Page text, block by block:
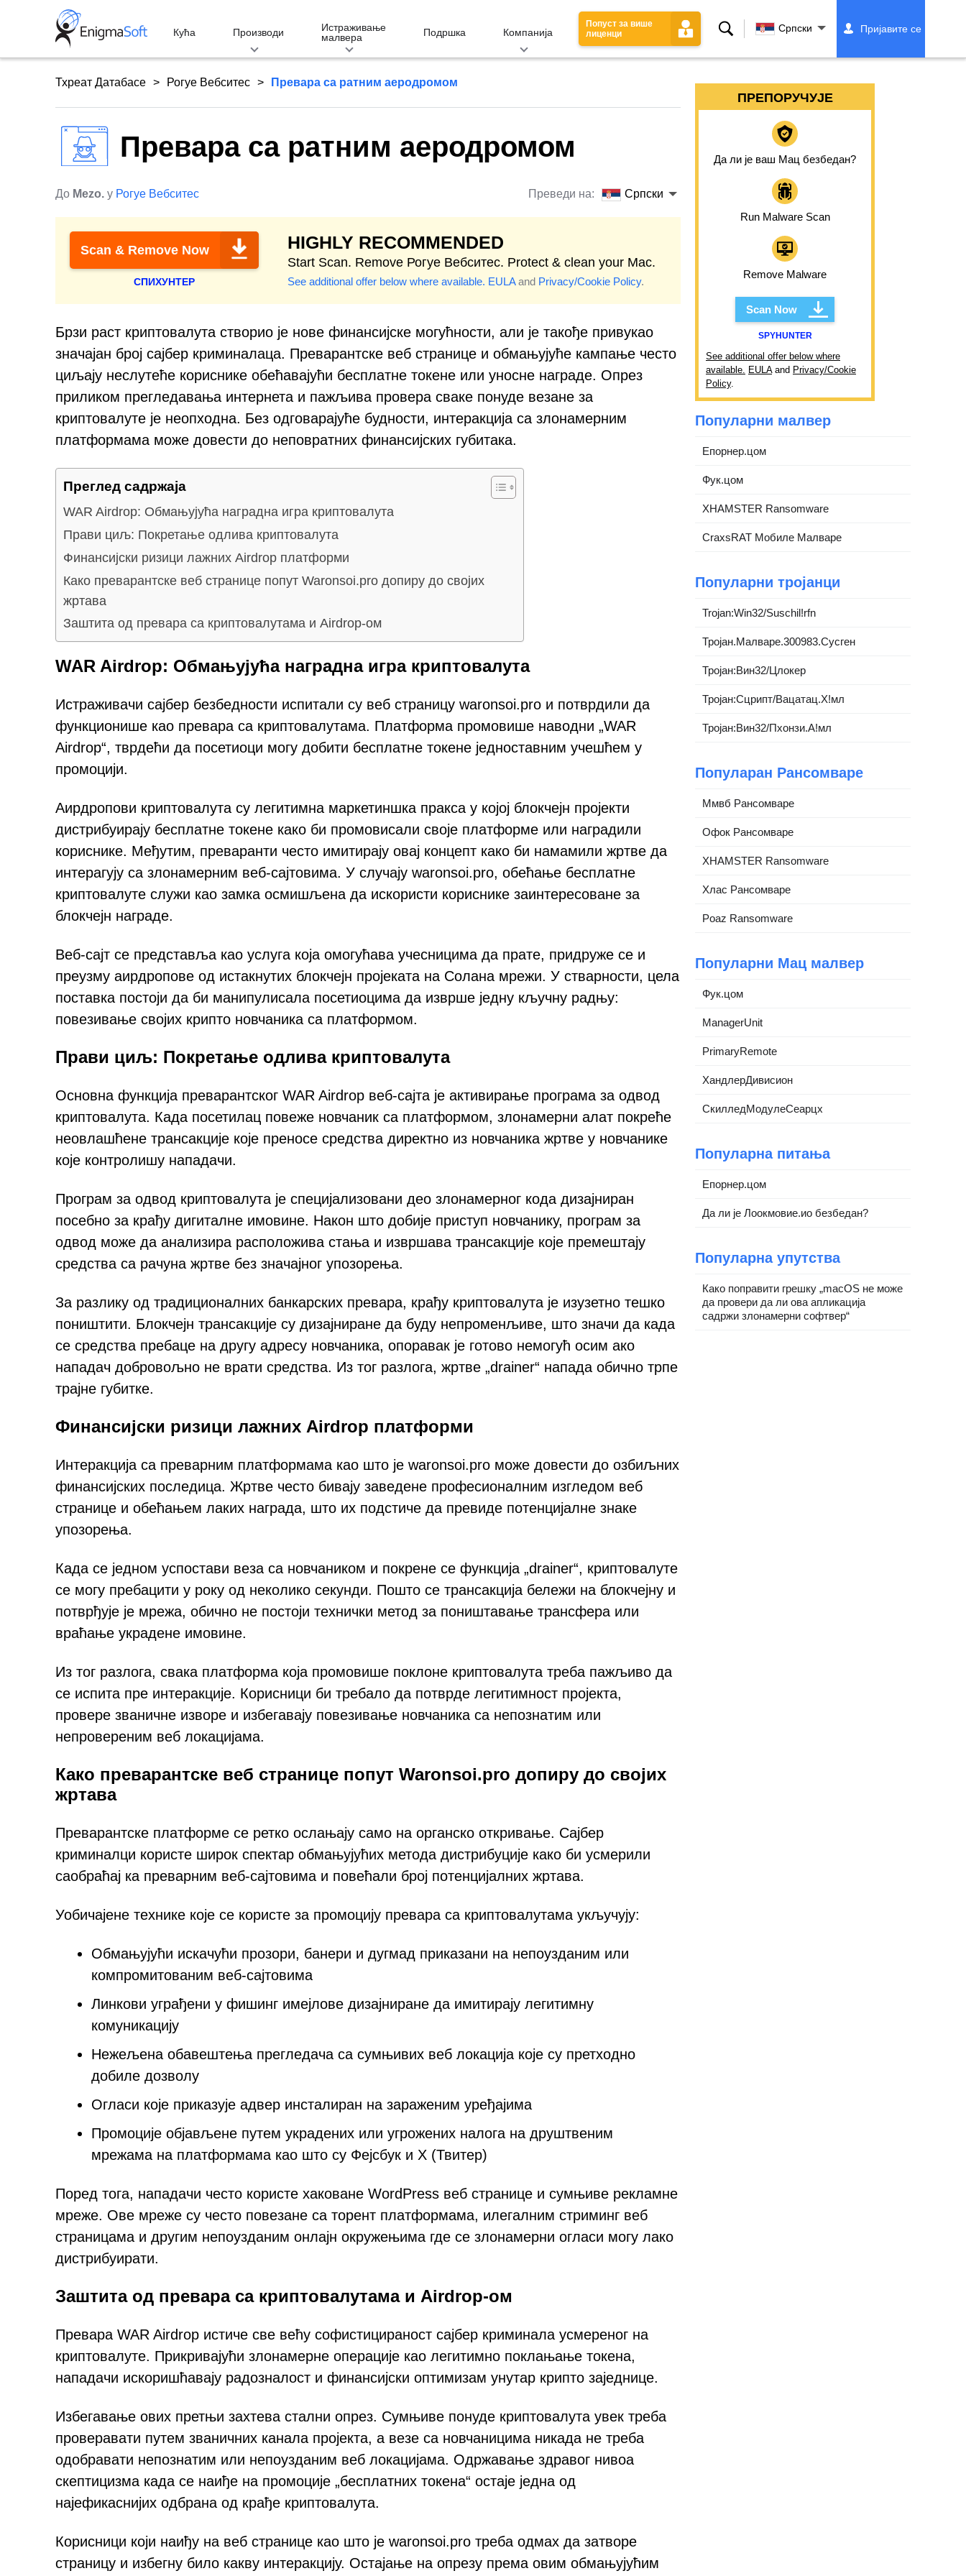
Кућа Производи
Истраживање
малвера
Подршка Компанија
Попуст за више
лиценци
Претрага Српски Пријавите се
Тхреат Датабасе Рогуе Вебситес Превара са ратним аеродромом
Превара са ратним аеродромом
До Mezo. у Рогуе Вебситес Преведи на: Српски
Scan & Remove Now
СПИХУНТЕР
HIGHLY RECOMMENDED
Start Scan. Remove Рогуе Вебситес. Protect & clean your Mac.
See additional offer below where available. EULAand Privacy/Cookie Policy.
Брзи раст криптовалута створио је нове финансијске могућности, али је такође привукао
значајан број сајбер криминалаца. Преварантске веб странице и обмањујуће кампање често
циљају неслутеће кориснике обећавајући бесплатне токене или уносне награде. Опрез
приликом прегледавања интернета и пажљива провера сваке понуде везане за
криптовалуте је неопходна. Без одговарајуће будности, интеракција са злонамерним
платформама може довести до неповратних финансијских губитака.
Преглед садржаја
WAR Airdrop: Обмањујућа наградна игра криптовалута
Прави циљ: Покретање одлива криптовалута
Финансијски ризици лажних Airdrop платформи
Како преварантске веб странице попут Waronsoi.pro допиру до својих
жртава
Заштита од превара са криптовалутама и Airdrop-ом
WAR Airdrop: Обмањујућа наградна игра криптовалута
Истраживачи сајбер безбедности испитали су веб страницу waronsoi.pro и потврдили да
функционише као превара са криптовалутама. Платформа промовише наводни „WAR
Airdrop“, тврдећи да посетиоци могу добити бесплатне токене једноставним учешћем у
промоцији.
Аирдропови криптовалута су легитимна маркетиншка пракса у којој блокчејн пројекти
дистрибуирају бесплатне токене како би промовисали своје платформе или наградили
кориснике. Међутим, преваранти често имитирају овај концепт како би намамили жртве да
интерагују са злонамерним веб-сајтовима. У случају waronsoi.pro, обећање бесплатне
криптовалуте служи као замка осмишљена да искористи кориснике заинтересоване за
блокчејн награде.
Веб-сајт се представља као услуга која омогућава учесницима да прате, придруже се и
преузму аирдропове од истакнутих блокчејн пројеката на Солана мрежи. У стварности, цела
поставка постоји да би манипулисала посетиоцима да изврше једну кључну радњу:
повезивање својих крипто новчаника са платформом.
Прави циљ: Покретање одлива криптовалута
Основна функција преварантског WAR Airdrop веб-сајта је активирање програма за одвод
криптовалута. Када посетилац повеже новчаник са платформом, злонамерни алат покреће
неовлашћене трансакције које преносе средства директно из новчаника жртве у новчанике
које контролишу нападачи.
Програм за одвод криптовалута је специјализовани део злонамерног кода дизајниран
посебно за крађу дигиталне имовине. Након што добије приступ новчанику, програм за
одвод може да анализира расположива стања и извршава трансакције које премештају
средства са рачуна жртве без значајног упозорења.
За разлику од традиционалних банкарских превара, крађу криптовалута је изузетно тешко
поништити. Блокчејн трансакције су дизајниране да буду непроменљиве, што значи да када
се средства пребаце на другу адресу новчаника, опоравак је готово немогућ осим ако
нападач добровољно не врати средства. Из тог разлога, жртве „drainer“ напада обично трпе
трајне губитке.
Финансијски ризици лажних Airdrop платформи
Интеракција са преварним платформама као што је waronsoi.pro може довести до озбиљних
финансијских последица. Жртве често бивају заведене професионалним изгледом веб
странице и обећањем лаких награда, што их подстиче да превиде потенцијалне знаке
упозорења.
Када се једном успостави веза са новчаником и покрене се функција „drainer“, криптовалуте
се могу пребацити у року од неколико секунди. Пошто се трансакција бележи на блокчејну и
потврђује је мрежа, обично не постоји технички метод за поништавање трансфера или
враћање украдене имовине.
Из тог разлога, свака платформа која промовише поклоне криптовалута треба пажљиво да
се испита пре интеракције. Корисници би требало да потврде легитимност пројекта,
провере званичне изворе и избегавају повезивање новчаника са непознатим или
непровереним веб локацијама.
Како преварантске веб странице попут Waronsoi.pro допиру до својих
жртава
Преварантске платформе се ретко ослањају само на органско откривање. Сајбер
криминалци користе широк спектар обмањујућих метода дистрибуције како би усмерили
саобраћај ка преварним веб-сајтовима и повећали број потенцијалних жртава.
Уобичајене технике које се користе за промоцију превара са криптовалутама укључују:
Обмањујући искачући прозори, банери и дугмад приказани на непоузданим или
компромитованим веб-сајтовима
Линкови уграђени у фишинг имејлове дизајниране да имитирају легитимну
комуникацију
Нежељена обавештења прегледача са сумњивих веб локација које су претходно
добиле дозволу
Огласи које приказује адвер инсталиран на зараженим уређајима
Промоције објављене путем украдених или угрожених налога на друштвеним
мрежама на платформама као што су Фејсбук и X (Твитер)
Поред тога, нападачи често користе хаковане WordPress веб странице и сумњиве рекламне
мреже. Ове мреже су често повезане са торент платформама, илегалним стриминг веб
страницама и другим непоузданим онлајн окружењима где се злонамерни огласи могу лако
дистрибуирати.
Заштита од превара са криптовалутама и Airdrop-ом
Превара WAR Airdrop истиче све већу софистицираност сајбер криминала усмереног на
криптовалуте. Прикривајући злонамерне операције као легитимно поклањање токена,
нападачи искоришћавају радозналост и финансијски оптимизам унутар крипто заједнице.
Избегавање ових претњи захтева стални опрез. Сумњиве понуде криптовалута увек треба
проверавати путем званичних канала пројекта, а везе са новчаницима никада не треба
одобравати непознатим или непоузданим веб локацијама. Одржавање здравог нивоа
скептицизма када се наиђе на промоције „бесплатних токена“ остаје једна од
најефикаснијих одбрана од крађе криптовалута.
Корисници који наиђу на веб странице као што је waronsoi.pro треба одмах да затворе
страницу и избегну било какву интеракцију. Остајање на опрезу према овим обмањујућим
ПРЕПОРУЧУЈЕ
Да ли је ваш Мац безбедан?
Run Malware Scan
Remove Malware
Scan Now
SPYHUNTER
See additional offer below where
available. EULAand Privacy/Cookie
Policy.
Популарни малвер
Епорнер.цом
Фук.цом
XHAMSTER Ransomware
CraxsRAT Мобиле Малваре
Популарни тројанци
Trojan:Win32/Suschil!rfn
Тројан.Малваре.300983.Сусген
Тројан:Вин32/Цлокер
Тројан:Сцрипт/Вацатац.Х!мл
Тројан:Вин32/Пхонзи.А!мл
Популаран Рансомваре
Ммвб Рансомваре
Офок Рансомваре
XHAMSTER Ransomware
Хлас Рансомваре
Poaz Ransomware
Популарни Мац малвер
Фук.цом
ManagerUnit
PrimaryRemote
ХандлерДивисион
СкилледМодулеСеарцх
Популарна питања
Епорнер.цом
Да ли је Лоокмовие.ио безбедан?
Популарна упутства
Како поправити грешку „macOS не може
да провери да ли ова апликација
садржи злонамерни софтвер“